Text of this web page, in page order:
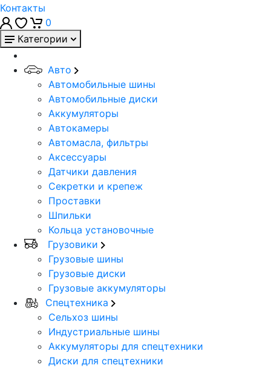
Контакты
0
Категории
Авто
Автомобильные шины
Автомобильные диски
Аккумуляторы
Автокамеры
Автомасла, фильтры
Аксессуары
Датчики давления
Секретки и крепеж
Проставки
Шпильки
Кольца установочные
Грузовики
Грузовые шины
Грузовые диски
Грузовые аккумуляторы
Спецтехника
Сельхоз шины
Индустриальные шины
Аккумуляторы для спецтехники
Диски для спецтехники